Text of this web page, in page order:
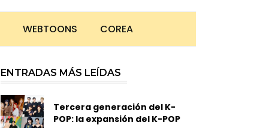
WEBTOONS COREA
ENTRADAS MÁS LEÍDAS
Tercera generación del K-
POP: la expansión del K-POP